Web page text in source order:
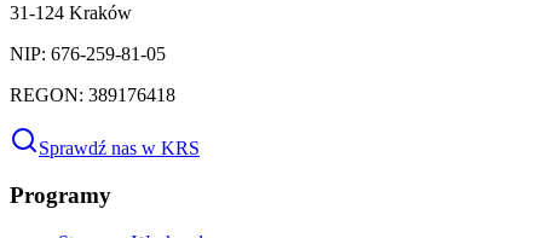
31-124 Kraków
NIP: 676-259-81-05
REGON: 389176418
Sprawdź nas w KRS
Programy